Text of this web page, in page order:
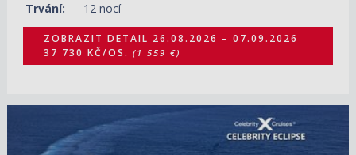
Trvání:
12 nocí
ZOBRAZIT DETAIL 26.08.2026 – 07.09.2026
37 730 KČ/OS. (1 559 €)
ZOBRAZIT DETAIL
07.09.2026 – 18.09.2026
48 420 KČ/OS.